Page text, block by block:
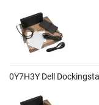
0Y7H3Y Dell